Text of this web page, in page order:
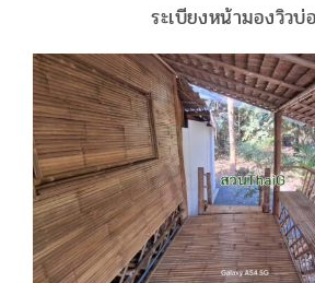
ระเบียงหน้ามองวิวบ่